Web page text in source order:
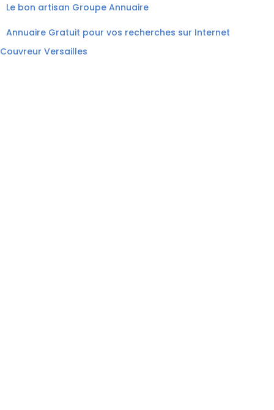
Le bon artisan Groupe Annuaire
Annuaire Gratuit pour vos recherches sur Internet
Couvreur Versailles